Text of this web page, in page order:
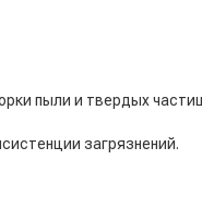
пыли и твердых
загрязнений.